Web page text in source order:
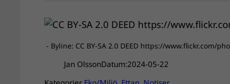
- Byline: CC BY-SA 2.0 DEED https://www.flickr.com/
Jan OlssonDatum:2024-05-22